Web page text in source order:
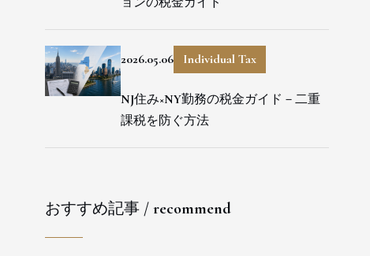
2026.05.06 Individual Tax
NJ住み×NY勤務の税金ガイド－二重
課税を防ぐ方法
おすすめ記事 / recommend